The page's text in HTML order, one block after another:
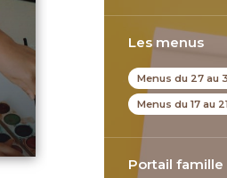
Les menus
Menus du 27 au
Menus du 17 au
Portail famille